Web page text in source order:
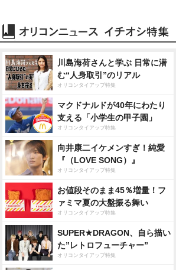
川島海荷さんと学ぶ 日常に潜
む“人身取引”のリアル
オリコンタイアップ特集
マクドナルドが40年にわたり
支える「小学生の甲子園」
オリコンタイアップ特集
向井康二イケメンすぎ！純愛
『（LOVE SONG）』
オリコンタイアップ特集
お値段そのまま45％増量！フ
ァミマ夏の大盤振る舞い
オリコンタイアップ特集
SUPER★DRAGON、自ら描い
た”レトロフューチャー”
オリコンタイアップ特集